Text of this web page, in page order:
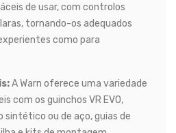
de usar, com controlos
tornando-os adequados
como para
A Warn oferece uma variedade
com os guinchos VR EVO,
sintético ou de aço, guias de